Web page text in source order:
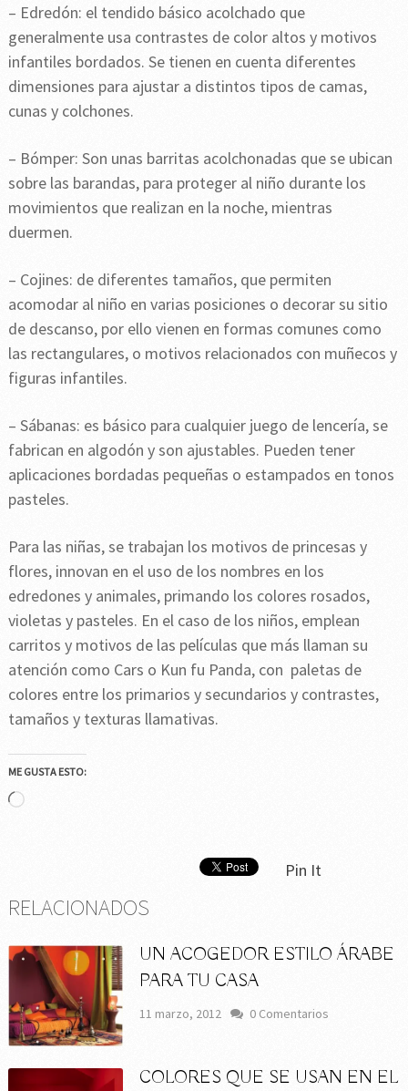
– Edredón: el tendido básico acolchado que
generalmente usa contrastes de color altos y motivos
infantiles bordados. Se tienen en cuenta diferentes
dimensiones para ajustar a distintos tipos de camas,
cunas y colchones.
– Bómper: Son unas barritas acolchonadas que se ubican
sobre las barandas, para proteger al niño durante los
movimientos que realizan en la noche, mientras
duermen.
– Cojines: de diferentes tamaños, que permiten
acomodar al niño en varias posiciones o decorar su sitio
de descanso, por ello vienen en formas comunes como
las rectangulares, o motivos relacionados con muñecos y
figuras infantiles.
– Sábanas: es básico para cualquier juego de lencería, se
fabrican en algodón y son ajustables. Pueden tener
aplicaciones bordadas pequeñas o estampados en tonos
pasteles.
Para las niñas, se trabajan los motivos de princesas y
flores, innovan en el uso de los nombres en los
edredones y animales, primando los colores rosados,
violetas y pasteles. En el caso de los niños, emplean
carritos y motivos de las películas que más llaman su
atención como Cars o Kun fu Panda, con paletas de
colores entre los primarios y secundarios y contrastes,
tamaños y texturas llamativas.
ME GUSTA ESTO:
Cargando...
Pin It
RELACIONADOS
UN ACOGEDOR ESTILO ÁRABE
PARA TU CASA
11 marzo, 2012 0 Comentarios
COLORES QUE SE USAN EN EL